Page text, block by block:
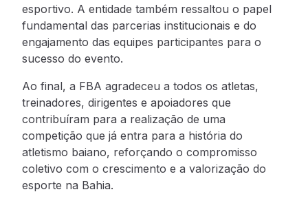
esportivo. A entidade também ressaltou o papel
fundamental das parcerias institucionais e do
engajamento das equipes participantes para o
sucesso do evento.
Ao final, a FBA agradeceu a todos os atletas,
treinadores, dirigentes e apoiadores que
contribuíram para a realização de uma
competição que já entra para a história do
atletismo baiano, reforçando o compromisso
coletivo com o crescimento e a valorização do
esporte na Bahia.